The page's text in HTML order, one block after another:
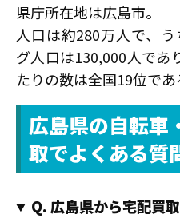
県庁所在地は広島市。
人口は約280万人で、
グ人口は130,000人であ
たりの数は全国19位であ
広島県の自転車
取でよくある質
Q. 広島県から宅配買